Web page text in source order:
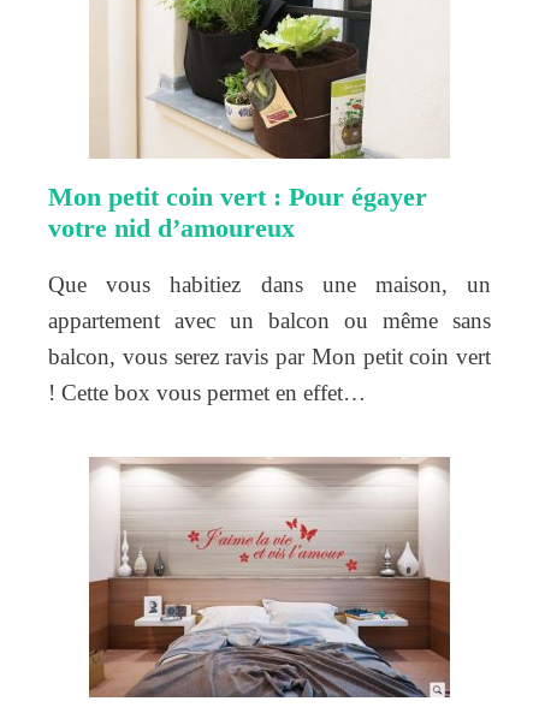
Mon petit coin vert : Pour égayer
votre nid d’amoureux
Que vous habitiez dans une maison, un
appartement avec un balcon ou même sans
balcon, vous serez ravis par Mon petit coin vert
! Cette box vous permet en effet…